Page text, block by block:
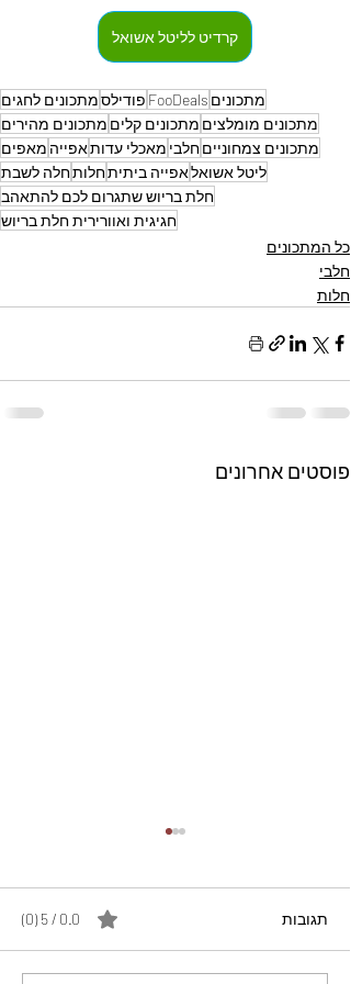
קרדיט לליטל אשואל
מתכונים FooDeals פודילסמתכונים לחגים
מתכונים מומלצים מתכונים קלים מתכונים מהירים
מתכונים צמחונייםחלבי מאכלי עדותאפייה מאפים
ליטל אשואלאפייה ביתיתחלותחלה לשבת
חלת בריוש שתגרום לכם להתאהב
חגיגית ואוורירית חלת בריוש
כל המתכונים
חלבי
חלות
פוסטים אחרונים
תגובות 0.0 / 5 ‏(0)